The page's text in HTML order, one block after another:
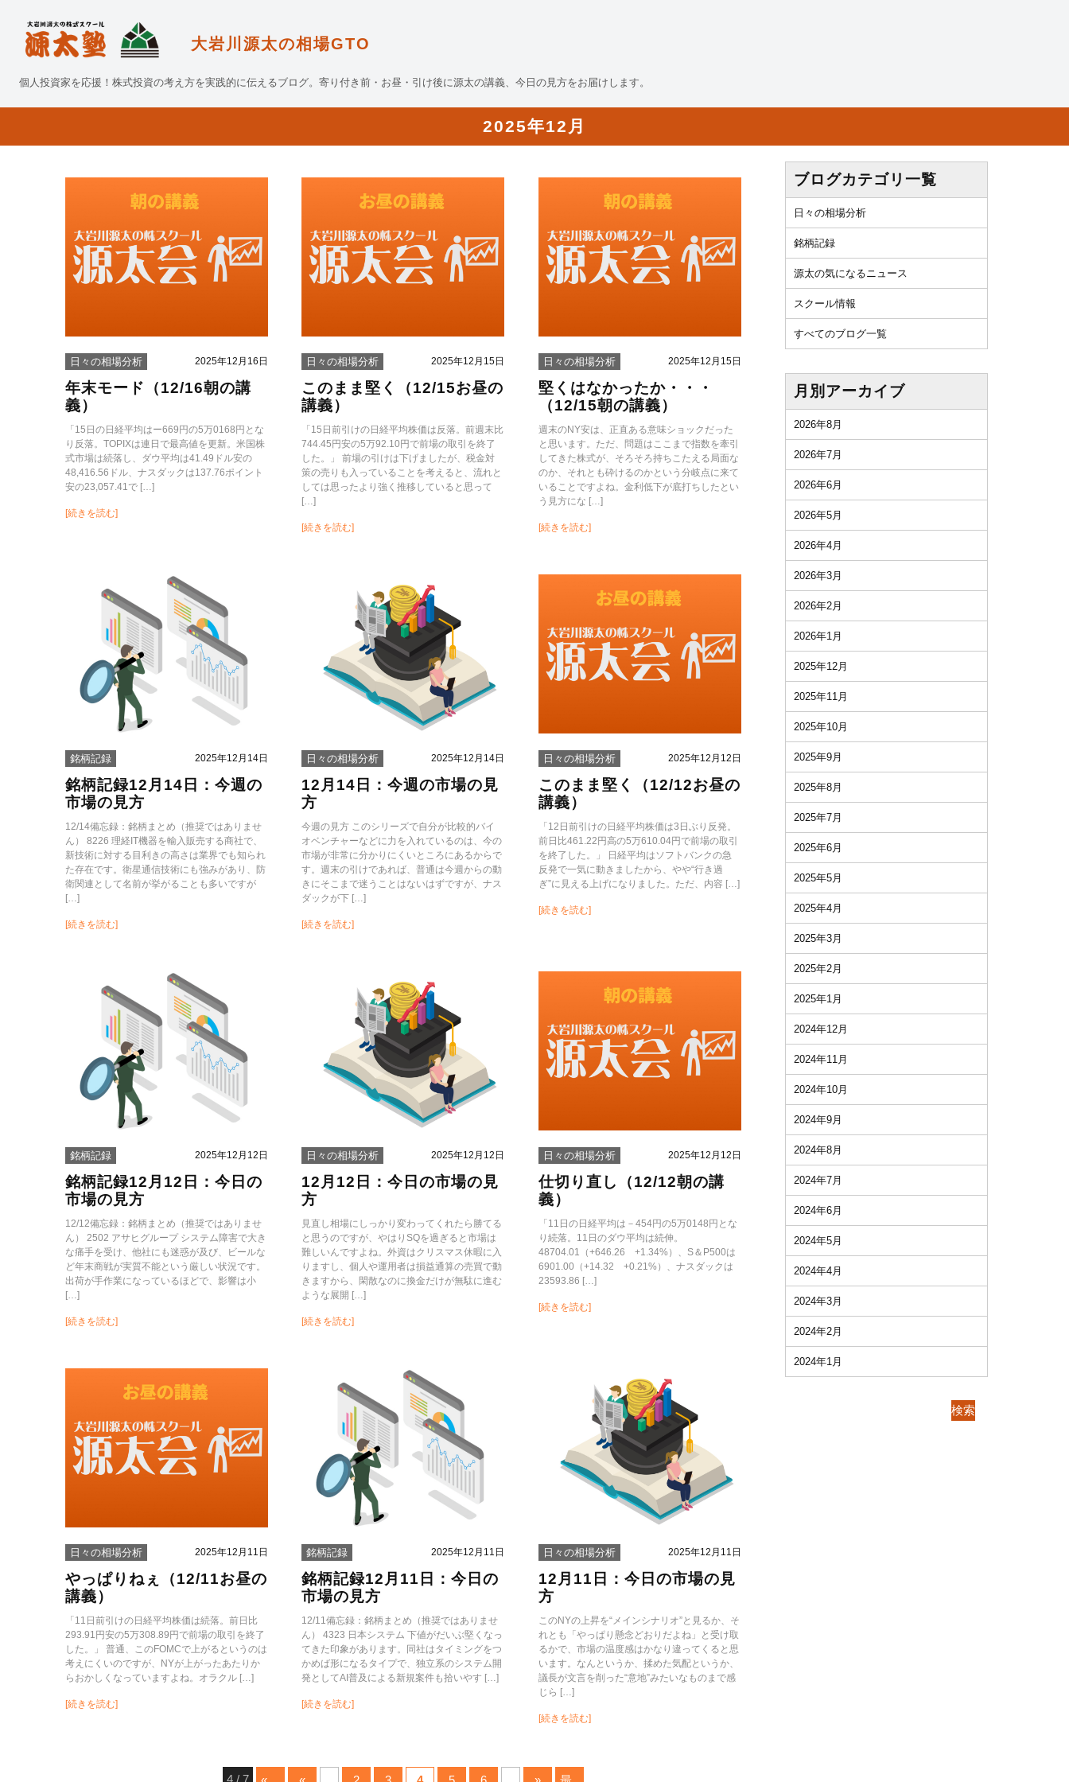
大岩川源太の相場GTO
個人投資家を応援！株式投資の考え方を実践的に伝えるブログ。寄り付き前・お昼・引け後に源太の講義、今日の見方をお届けします。
2025年12月
日々の相場分析 2025年12月16日
年末モード（12/16朝の講
義）
「15日の日経平均はー669円の5万0168円とな
り反落。TOPIXは連日で最高値を更新。米国株
式市場は続落し、ダウ平均は41.49ドル安の
48,416.56ドル、ナスダックは137.76ポイント
安の23,057.41で […]
[続きを読む]
日々の相場分析 2025年12月15日
このまま堅く（12/15お昼の
講義）
「15日前引けの日経平均株価は反落。前週末比
744.45円安の5万92.10円で前場の取引を終了
した。」 前場の引けは下げましたが、税金対
策の売りも入っていることを考えると、流れと
しては思ったより強く推移していると思って
[…]
[続きを読む]
日々の相場分析 2025年12月15日
堅くはなかったか・・・
（12/15朝の講義）
週末のNY安は、正直ある意味ショックだった
と思います。ただ、問題はここまで指数を牽引
してきた株式が、そろそろ持ちこたえる局面な
のか、それとも砕けるのかという分岐点に来て
いることですよね。金利低下が底打ちしたとい
う見方にな […]
[続きを読む]
銘柄記録 2025年12月14日
銘柄記録12月14日：今週の
市場の見方
12/14備忘録：銘柄まとめ（推奨ではありませ
ん） 8226 理経IT機器を輸入販売する商社で、
新技術に対する目利きの高さは業界でも知られ
た存在です。衛星通信技術にも強みがあり、防
衛関連として名前が挙がることも多いですが
[…]
[続きを読む]
日々の相場分析 2025年12月14日
12月14日：今週の市場の見
方
今週の見方 このシリーズで自分が比較的バイ
オベンチャーなどに力を入れているのは、今の
市場が非常に分かりにくいところにあるからで
す。週末の引けであれば、普通は今週からの動
きにそこまで迷うことはないはずですが、ナス
ダックが下 […]
[続きを読む]
日々の相場分析 2025年12月12日
このまま堅く（12/12お昼の
講義）
「12日前引けの日経平均株価は3日ぶり反発。
前日比461.22円高の5万610.04円で前場の取引
を終了した。」 日経平均はソフトバンクの急
反発で一気に動きましたから、やや“行き過
ぎ”に見える上げになりました。ただ、内容 […]
[続きを読む]
銘柄記録 2025年12月12日
銘柄記録12月12日：今日の
市場の見方
12/12備忘録：銘柄まとめ（推奨ではありませ
ん） 2502 アサヒグループ システム障害で大き
な痛手を受け、他社にも迷惑が及び、ビールな
ど年末商戦が実質不能という厳しい状況です。
出荷が手作業になっているほどで、影響は小
[…]
[続きを読む]
日々の相場分析 2025年12月12日
12月12日：今日の市場の見
方
見直し相場にしっかり変わってくれたら勝てる
と思うのですが、やはりSQを過ぎると市場は
難しいんですよね。外資はクリスマス休暇に入
りますし、個人や運用者は損益通算の売買で動
きますから、閑散なのに換金だけが無駄に進む
ような展開 […]
[続きを読む]
日々の相場分析 2025年12月12日
仕切り直し（12/12朝の講
義）
「11日の日経平均は－454円の5万0148円とな
り続落。11日のダウ平均は続伸。
48704.01（+646.26 +1.34%）、S＆P500は
6901.00（+14.32 +0.21%）、ナスダックは
23593.86 […]
[続きを読む]
日々の相場分析 2025年12月11日
やっぱりねぇ（12/11お昼の
講義）
「11日前引けの日経平均株価は続落。前日比
293.91円安の5万308.89円で前場の取引を終了
した。」 普通、このFOMCで上がるというのは
考えにくいのですが、NYが上がったあたりか
らおかしくなっていますよね。オラクル […]
[続きを読む]
銘柄記録 2025年12月11日
銘柄記録12月11日：今日の
市場の見方
12/11備忘録：銘柄まとめ（推奨ではありませ
ん） 4323 日本システム 下値がだいぶ堅くなっ
てきた印象があります。同社はタイミングをつ
かめば形になるタイプで、独立系のシステム開
発としてAI普及による新規案件も拾いやす […]
[続きを読む]
日々の相場分析 2025年12月11日
12月11日：今日の市場の見
方
このNYの上昇を“メインシナリオ”と見るか、そ
れとも「やっぱり懸念どおりだよね」と受け取
るかで、市場の温度感はかなり違ってくると思
います。なんというか、揉めた気配というか、
議長が文言を削った“意地”みたいなものまで感
じら […]
[続きを読む]
ブログカテゴリ一覧
日々の相場分析
銘柄記録
源太の気になるニュース
スクール情報
すべてのブログ一覧
月別アーカイブ
2026年8月
2026年7月
2026年6月
2026年5月
2026年4月
2026年3月
2026年2月
2026年1月
2025年12月
2025年11月
2025年10月
2025年9月
2025年8月
2025年7月
2025年6月
2025年5月
2025年4月
2025年3月
2025年2月
2025年1月
2024年12月
2024年11月
2024年10月
2024年9月
2024年8月
2024年7月
2024年6月
2024年5月
2024年4月
2024年3月
2024年2月
2024年1月
検索